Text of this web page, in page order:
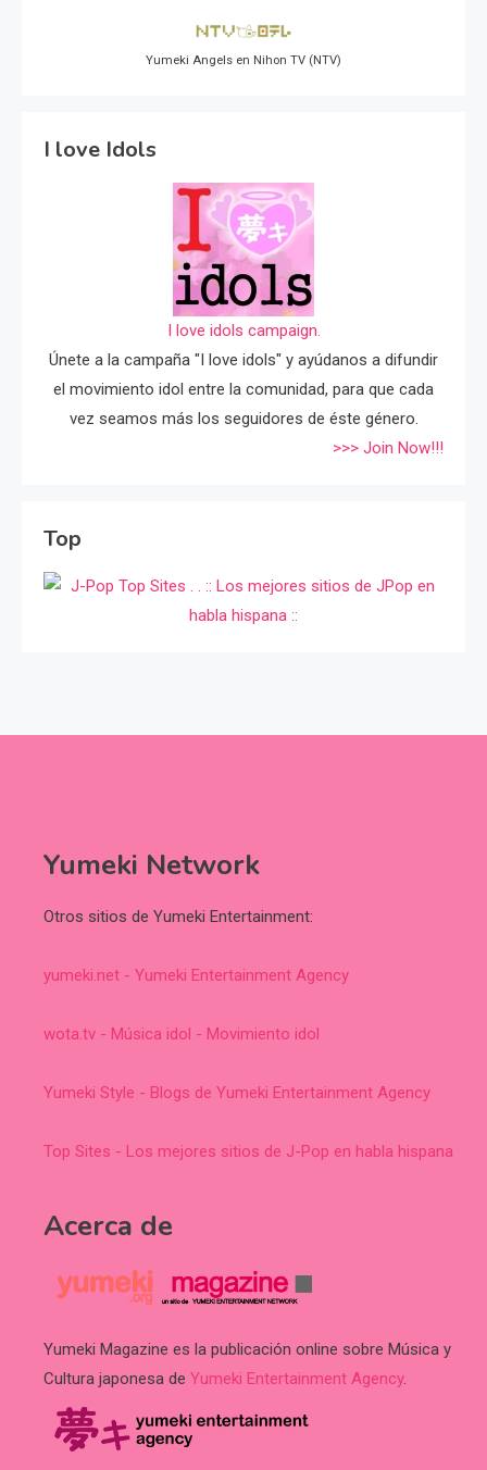
Yumeki Angels en Nihon TV (NTV)
I love Idols
I love idols campaign.
Únete a la campaña "I love idols" y ayúdanos a difundir
el movimiento idol entre la comunidad, para que cada
vez seamos más los seguidores de éste género.
>>> Join Now!!!
Top
Yumeki Network
Otros sitios de Yumeki Entertainment:
yumeki.net - Yumeki Entertainment Agency
wota.tv - Música idol - Movimiento idol
Yumeki Style - Blogs de Yumeki Entertainment Agency
Top Sites - Los mejores sitios de J-Pop en habla hispana
Acerca de
Yumeki Magazine es la publicación online sobre Música y
Cultura japonesa de Yumeki Entertainment Agency.